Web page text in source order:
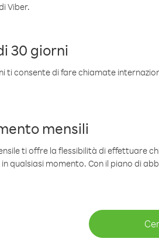
Viber.
30 giorni
ti consente di fare chiamate
mensili
ti offre la flessibilità di effettuare
qualsiasi momento. Con il piano di